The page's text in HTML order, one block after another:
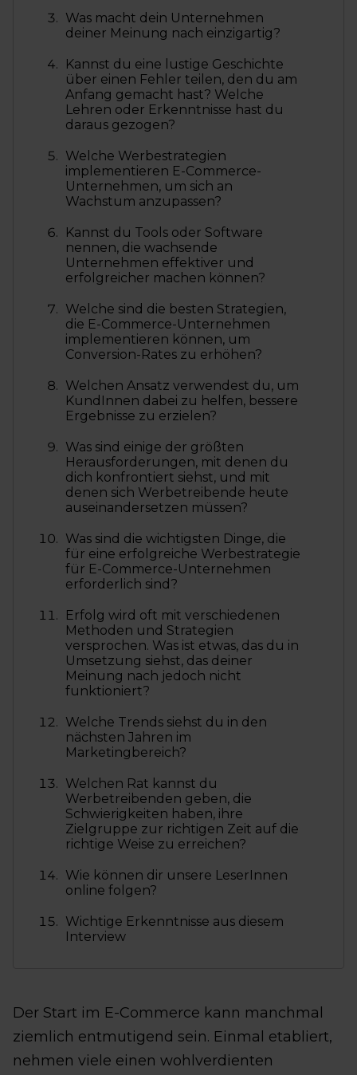
Was macht dein Unternehmen
deiner Meinung nach einzigartig?
Kannst du eine lustige Geschichte
über einen Fehler teilen, den du am
Anfang gemacht hast? Welche
Lehren oder Erkenntnisse hast du
daraus gezogen?
Welche Werbestrategien
implementieren E-Commerce-
Unternehmen, um sich an
Wachstum anzupassen?
Kannst du Tools oder Software
nennen, die wachsende
Unternehmen effektiver und
erfolgreicher machen können?
Welche sind die besten Strategien,
die E-Commerce-Unternehmen
implementieren können, um
Conversion-Rates zu erhöhen?
Welchen Ansatz verwendest du, um
KundInnen dabei zu helfen, bessere
Ergebnisse zu erzielen?
Was sind einige der größten
Herausforderungen, mit denen du
dich konfrontiert siehst, und mit
denen sich Werbetreibende heute
auseinandersetzen müssen?
Was sind die wichtigsten Dinge, die
für eine erfolgreiche Werbestrategie
für E-Commerce-Unternehmen
erforderlich sind?
Erfolg wird oft mit verschiedenen
Methoden und Strategien
versprochen. Was ist etwas, das du in
Umsetzung siehst, das deiner
Meinung nach jedoch nicht
funktioniert?
Welche Trends siehst du in den
nächsten Jahren im
Marketingbereich?
Welchen Rat kannst du
Werbetreibenden geben, die
Schwierigkeiten haben, ihre
Zielgruppe zur richtigen Zeit auf die
richtige Weise zu erreichen?
Wie können dir unsere LeserInnen
online folgen?
Wichtige Erkenntnisse aus diesem
Interview
Der Start im E-Commerce kann manchmal
ziemlich entmutigend sein. Einmal etabliert,
nehmen viele einen wohlverdienten